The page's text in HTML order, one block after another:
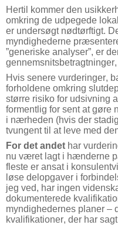
Hertil kommer den
omkring de udpegede
er undersøgt nødtørftigt.
myndighederne
”generiske analyser”, er
Hvis senere vurderinger,
forholdene omkring
større risiko for udsivning
formentlig for sent at gøre
i nærheden (hvis der
tvungent til at leve med
For det andet har
nu været lagt i hænderne
fleste er ansat i
løse delopgaver i
jeg ved, har ingen
dokumenterede
myndighedernes planer –
kvalifikationer, der har